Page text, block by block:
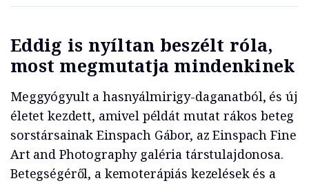
Eddig is nyíltan beszélt róla,
most megmutatja mindenkinek
Meggyógyult a hasnyálmirigy-daganatból, és új
életet kezdett, amivel példát mutat rákos beteg
sorstársainak Einspach Gábor, az Einspach Fine
Art and Photography galéria társtulajdonosa.
Betegségéről, a kemoterápiás kezelések és a